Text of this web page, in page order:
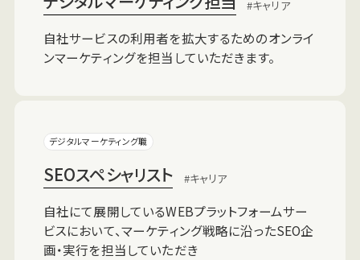
キャリア
自社サービスの利用者を拡大するためのオンライ
ンマーケティングを担当していただきます。
デジタルマーケティング職
SEOスペシャリスト キャリア
自社にて展開しているWEBプラットフォームサー
ビスにおいて、マーケティング戦略に沿ったSEO企
画・実行を担当していただき